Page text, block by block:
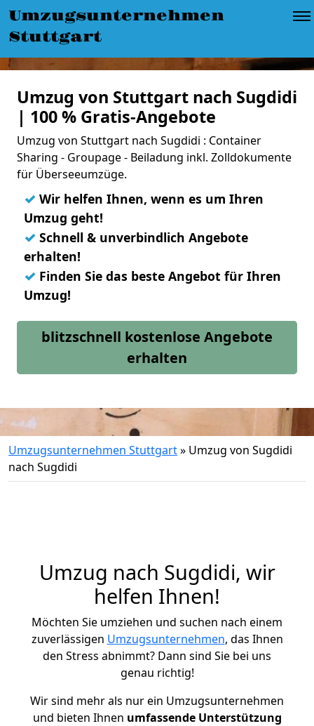
Umzugsunternehmen
Stuttgart
Umzug von Stuttgart nach Sugdidi
| 100 % Gratis-Angebote
Umzug von Stuttgart nach Sugdidi : Container
Sharing - Groupage - Beiladung inkl. Zolldokumente
für Überseeumzüge.
✓ Wir helfen Ihnen, wenn es um Ihren
Umzug geht!
✓ Schnell & unverbindlich Angebote
erhalten!
✓ Finden Sie das beste Angebot für Ihren
Umzug!
blitzschnell kostenlose Angebote
erhalten
Umzugsunternehmen Stuttgart» Umzug von Sugdidi
nach Sugdidi
Umzug nach Sugdidi, wir
helfen Ihnen!
Möchten Sie umziehen und suchen nach einem
zuverlässigen Umzugsunternehmen, das Ihnen
den Stress abnimmt? Dann sind Sie bei uns
genau richtig!
Wir sind mehr als nur ein Umzugsunternehmen
und bieten Ihnen umfassende Unterstützung